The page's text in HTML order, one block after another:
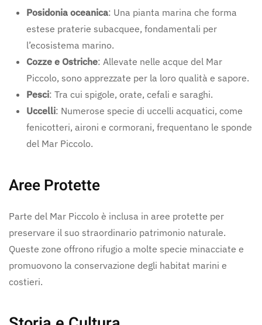
Posidonia oceanica: Una pianta marina che forma
estese praterie subacquee, fondamentali per
l’ecosistema marino.
Cozze e Ostriche: Allevate nelle acque del Mar
Piccolo, sono apprezzate per la loro qualità e sapore.
Pesci: Tra cui spigole, orate, cefali e saraghi.
Uccelli: Numerose specie di uccelli acquatici, come
fenicotteri, aironi e cormorani, frequentano le sponde
del Mar Piccolo.
Aree Protette
Parte del Mar Piccolo è inclusa in aree protette per
preservare il suo straordinario patrimonio naturale.
Queste zone offrono rifugio a molte specie minacciate e
promuovono la conservazione degli habitat marini e
costieri.